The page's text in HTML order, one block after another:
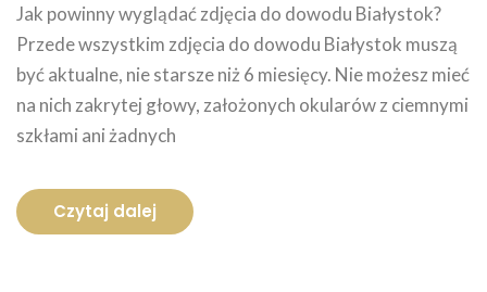
Jak powinny wyglądać zdjęcia do dowodu Białystok?
Przede wszystkim zdjęcia do dowodu Białystok muszą
być aktualne, nie starsze niż 6 miesięcy. Nie możesz mieć
na nich zakrytej głowy, założonych okularów z ciemnymi
szkłami ani żadnych
Czytaj dalej